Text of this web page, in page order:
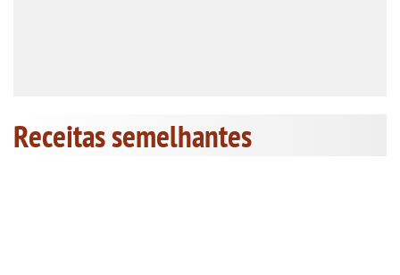
Receitas semelhantes